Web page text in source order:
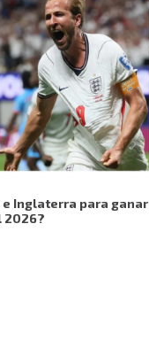
e Inglaterra para ganar
2026?